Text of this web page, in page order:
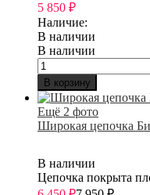
5 850 ₽
Наличие:
В наличии
В наличии
В корзину
Ещё 2 фото
Широкая цепочка
В наличии
Цепочка покрыта